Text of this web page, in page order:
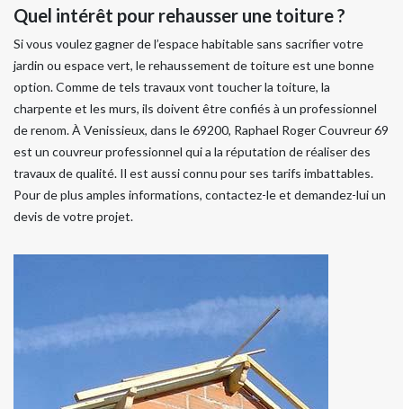
Quel intérêt pour rehausser une toiture ?
Si vous voulez gagner de l’espace habitable sans sacrifier votre
jardin ou espace vert, le rehaussement de toiture est une bonne
option. Comme de tels travaux vont toucher la toiture, la
charpente et les murs, ils doivent être confiés à un professionnel
de renom. À Venissieux, dans le 69200, Raphael Roger Couvreur 69
est un couvreur professionnel qui a la réputation de réaliser des
travaux de qualité. Il est aussi connu pour ses tarifs imbattables.
Pour de plus amples informations, contactez-le et demandez-lui un
devis de votre projet.